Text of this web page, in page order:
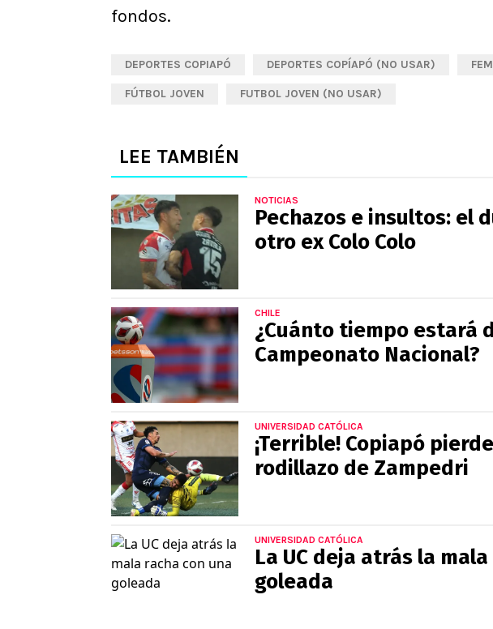
fondos.
DEPORTES COPIAPÓ DEPORTES COPÍAPÓ (NO USAR)
FÚTBOL JOVEN FUTBOL JOVEN (NO USAR)
LEE TAMBIÉN
NOTICIAS
Pechazos e insultos: el
otro ex Colo Colo
CHILE
¿Cuánto tiempo estará
Campeonato Nacional?
UNIVERSIDAD CATÓLICA
¡Terrible! Copiapó
rodillazo de Zampedri
UNIVERSIDAD CATÓLICA
La UC deja atrás la
goleada